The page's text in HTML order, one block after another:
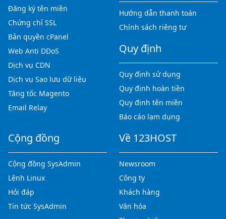
Đăng ký tên miền
Chứng chỉ SSL
Bản quyền cPanel
Web Anti DDoS
Dịch vụ CDN
Dịch vụ Sao lưu dữ liệu
Tăng tốc Magento
Email Relay
Hướng dẫn thanh toán
Chính sách riêng tư
Quy định
Quy định sử dụng
Quy định hoàn tiền
Quy định tên miền
Báo cáo lạm dụng
Cộng đồng
Cộng đồng SysAdmin
Lệnh Linux
Hỏi đáp
Tin tức SysAdmin
Về 123HOST
Newsroom
Công ty
Khách hàng
Văn hóa